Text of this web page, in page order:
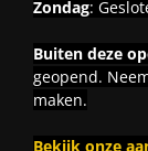
Zondag:
Buiten deze
geopend.
maken.
Bekijk onze